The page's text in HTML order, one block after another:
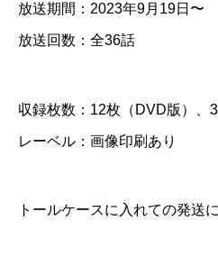
放送期間：2023年9月19日〜
放送回数：全36話
収録枚数：12枚（DVD版）、3
レーベル：画像印刷あり
トールケースに入れての発送